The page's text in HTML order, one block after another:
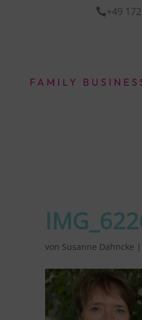
+49
von Susanne Dahncke |